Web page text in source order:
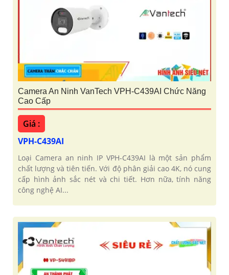
Camera An Ninh VanTech VPH-C439AI Chức Năng
Cao Cấp
Giá :
VPH-C439AI
Loại Camera an ninh IP VPH-C439AI là một sản phẩm
chất lượng và tiên tiến. Với độ phân giải cao 4K, nó cung
cấp hình ảnh sắc nét và chi tiết. Hơn nữa, tính năng
công nghệ AI...